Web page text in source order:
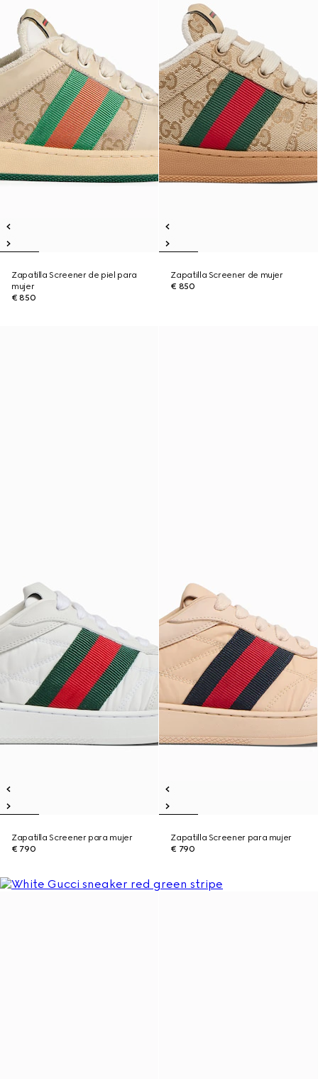
Zapatilla Screener de piel para
mujer
€ 850
Zapatilla Screener de mujer
€ 850
Zapatilla Screener para mujer
€ 790
Zapatilla Screener para mujer
€ 790